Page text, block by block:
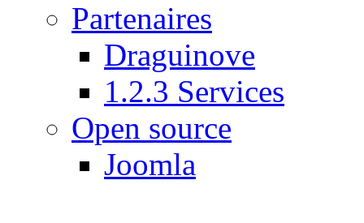
Partenaires
Draguinove
1.2.3 Services
Open source
Joomla